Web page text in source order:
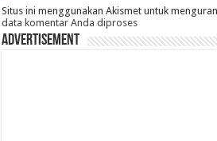
Situs ini menggunakan Akismet untuk
data komentar Anda diproses
Advertisement